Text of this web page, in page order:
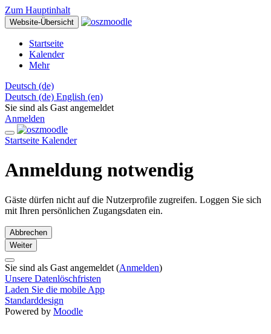
Zum Hauptinhalt
Website-Übersicht
Startseite
Kalender
Mehr
Deutsch ‎(de)‎
Deutsch ‎(de)‎ English ‎(en)‎
Sie sind als Gast angemeldet
Anmelden
Startseite Kalender
Anmeldung notwendig
Gäste dürfen nicht auf die Nutzerprofile zugreifen. Loggen Sie sich
mit Ihren persönlichen Zugangsdaten ein.
Abbrechen
Weiter
Sie sind als Gast angemeldet (Anmelden)
Unsere Datenlöschfristen
Laden Sie die mobile App
Standarddesign
Powered by Moodle